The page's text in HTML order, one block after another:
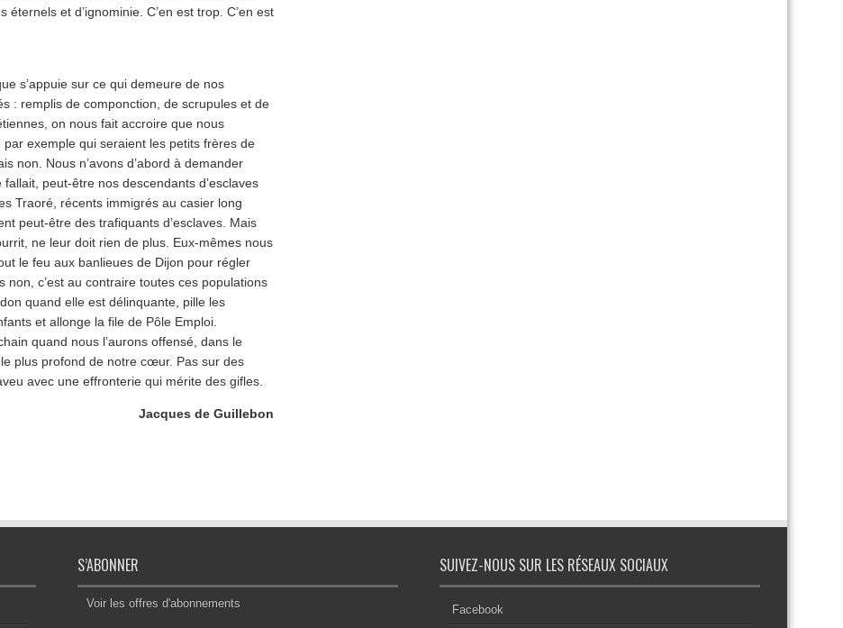
et d’ignominie. C’en est trop. C’en est
s’appuie sur ce qui demeure de nos
: remplis de componction, de scrupules et de
on nous fait accroire que nous
exemple qui seraient les petits frères de
non. Nous n’avons d’abord à demander
peut-être nos descendants d’esclaves
Traoré, récents immigrés au casier long
peut-être des trafiquants d’esclaves. Mais
ne leur doit rien de plus. Eux-mêmes nous
le feu aux banlieues de Dijon pour régler
c’est au contraire toutes ces populations
quand elle est délinquante, pille les
et allonge la file de Pôle Emploi.
quand nous l’aurons offensé, dans le
plus profond de notre cœur. Pas sur des
avec une effronterie qui mérite des gifles.
Jacques de Guillebon
S’ABONNER
Voir les offres d'abonnements
SUIVEZ-NOUS SUR LES RÉSEAUX SOCIAUX
Facebook